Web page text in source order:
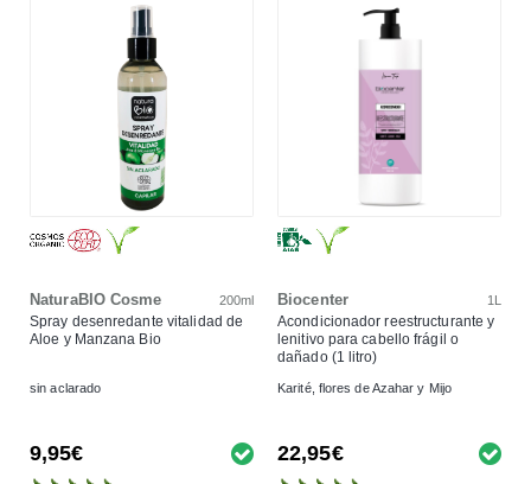
NaturaBIO Cosme 200ml
Spray desenredante vitalidad de
Aloe y Manzana Bio
sin aclarado
9,95€
Biocenter 1L
Acondicionador reestructurante y
lenitivo para cabello frágil o
dañado (1 litro)
Karité, flores de Azahar y Mijo
22,95€